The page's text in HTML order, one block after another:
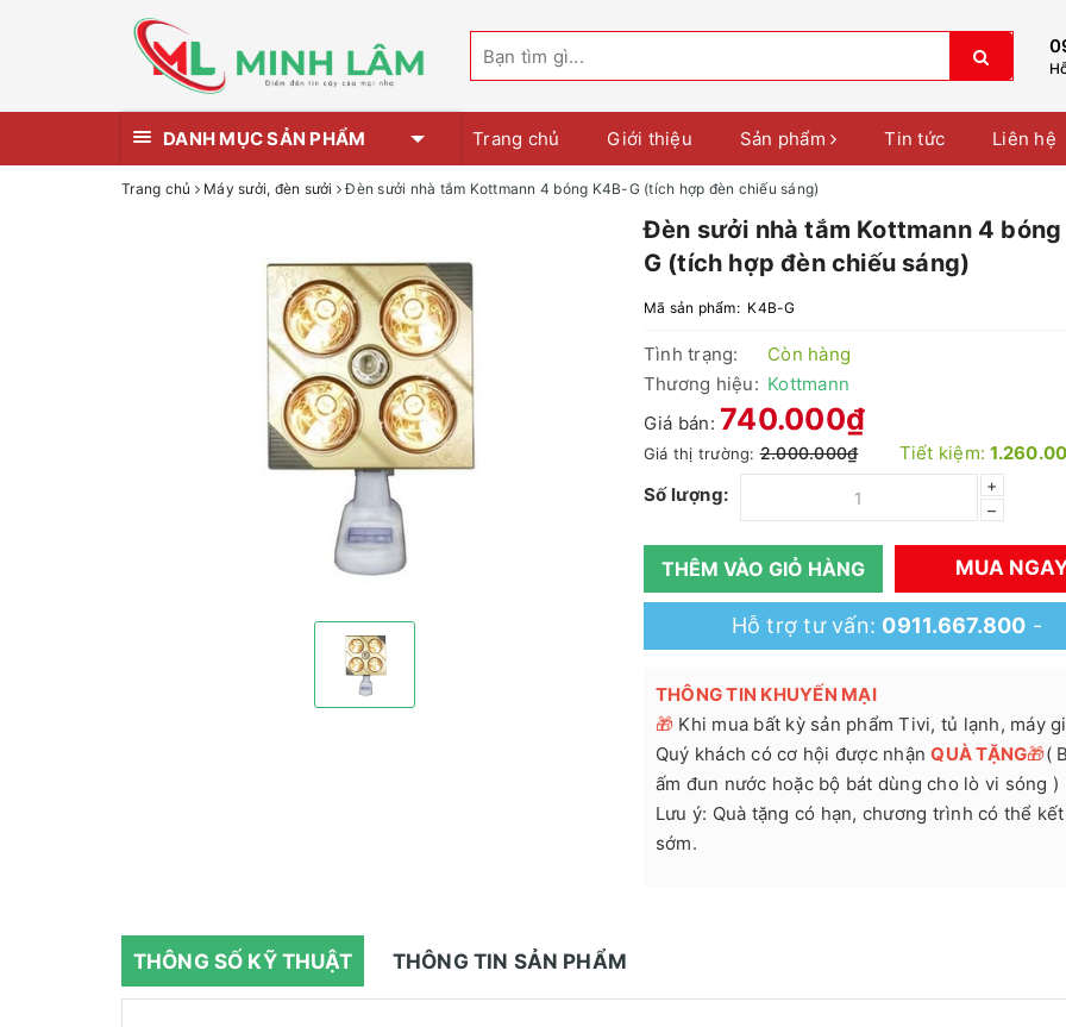
DANH MỤC SẢN PHẨM Trang chủ Giới thiệu Sản phẩm Tin tức Liên hệ
Trang chủ Máy sưởi, đèn sưởi Đèn sưởi nhà tắm Kottmann 4 bóng K4B-G (tích hợp đèn chiếu sáng)
Đèn sưởi nhà tắm Kottmann 4
G (tích hợp đèn chiếu sáng)
Mã sản phẩm: K4B-G
Tình trạng:
Còn hàng
Thương hiệu: Kottmann
Giá bán: 740.000₫
Giá thị trường:2.000.000₫ Tiết kiệm:
Số lượng:
+
–
THÊM VÀO GIỎ HÀNG MUA
Hỗ trợ tư vấn: 0911.667.800 -
THÔNG TIN KHUYẾN MẠI
🎁 Khi mua bất kỳ sản phẩm Tivi, tủ lạnh, máy
Quý khách có cơ hội được nhậnQUÀ TẶNG🎁(
ấm đun nước hoặc bộ bát dùng cho lò vi sóng )
Lưu ý: Quà tặng có hạn, chương trình có thể
sớm.
THÔNG SỐ KỸ THUẬT THÔNG TIN SẢN PHẨM